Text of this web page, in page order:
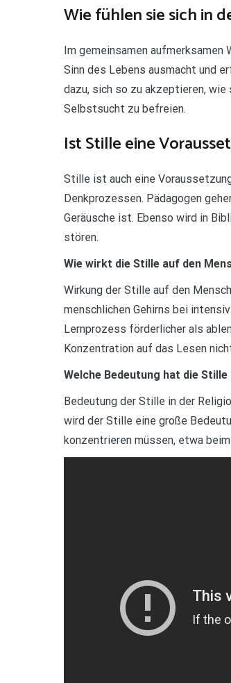
Wie fühlen sie sich in
Im gemeinsamen aufmerksamen
Sinn des Lebens ausmacht und
dazu, sich so zu akzeptieren, wie
Selbstsucht zu befreien.
Ist Stille eine
Stille ist auch eine
Denkprozessen. Pädagogen
Geräusche ist. Ebenso wird in
stören.
Wie wirkt die Stille auf den
Wirkung der Stille auf den
menschlichen Gehirns bei
Lernprozess förderlicher als
Konzentration auf das Lesen
Welche Bedeutung hat die Stille
Bedeutung der Stille in der
wird der Stille eine große
konzentrieren müssen, etwa